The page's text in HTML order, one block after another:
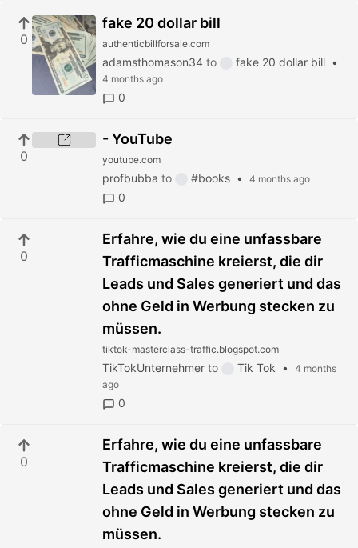
0
fake 20 dollar bill
authenticbillforsale.com
adamsthomason34 to fake 20 dollar bill •
4 months ago
0
0
- YouTube
youtube.com
profbubba to #books • 4 months ago
0
0
Erfahre, wie du eine unfassbare
Trafficmaschine kreierst, die dir
Leads und Sales generiert und das
ohne Geld in Werbung stecken zu
müssen.
tiktok-masterclass-traffic.blogspot.com
TikTokUnternehmer to Tik Tok •
4 months
ago
0
0
Erfahre, wie du eine unfassbare
Trafficmaschine kreierst, die dir
Leads und Sales generiert und das
ohne Geld in Werbung stecken zu
müssen.